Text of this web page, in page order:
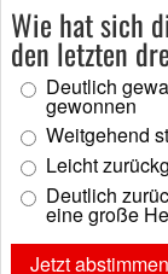
Wie hat sich
den letzten
Deutlich
gewonnen
Weitgehend
Leicht
Deutlich
eine große